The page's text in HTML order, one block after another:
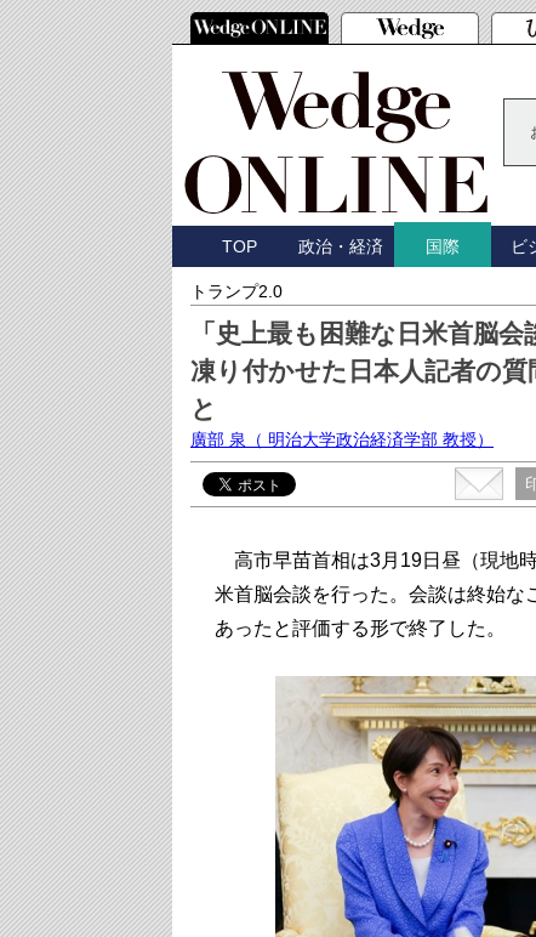
TOP 政治・経済 国際 ビ
トランプ2.0
「史上最も困難な日米首脳
凍り付かせた日本人記者の
と
廣部 泉 （ 明治大学政治経済学部 教授）
高市早苗首相は3月19日昼（現地
米首脳会談を行った。会談は終始な
あったと評価する形で終了した。